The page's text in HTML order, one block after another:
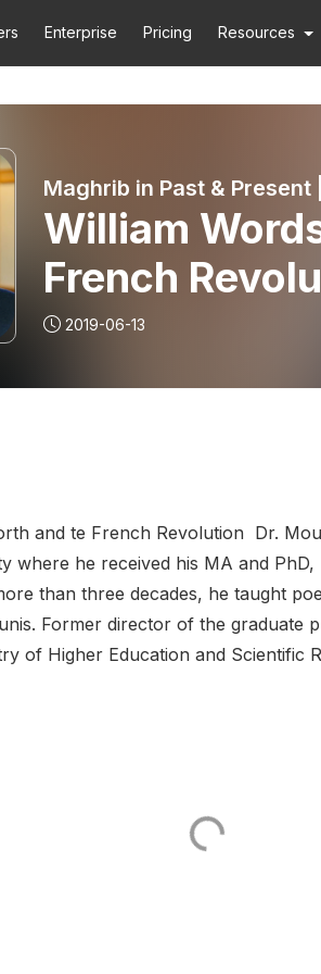
Enterprise Pricing Resources
Maghrib in Past & Present
William
French
2019-06-13
and te French Revolution Dr.
where he received his MA and
than three decades, he taught
Former director of the graduate
of Higher Education and Scientific